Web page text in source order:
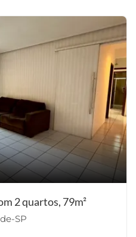
2 quartos, 79m²
SP